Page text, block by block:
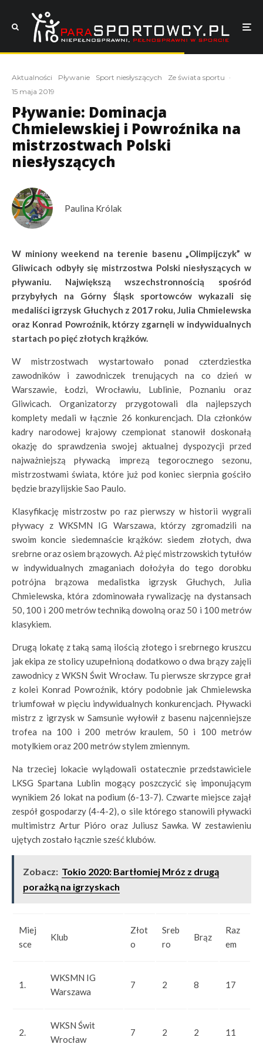
Aktualności Pływanie Sport niesłyszących Ze świata sportu ·
15 maja 2019
Pływanie: Dominacja
Chmielewskiej i Powroźnika na
mistrzostwach Polski
niesłyszących
Paulina Królak
W miniony weekend na terenie basenu „Olimpijczyk” w
Gliwicach odbyły się mistrzostwa Polski niesłyszących w
pływaniu. Największą wszechstronnością spośród
przybyłych na Górny Śląsk sportowców wykazali się
medaliści igrzysk Głuchych z 2017 roku, Julia Chmielewska
oraz Konrad Powroźnik, którzy zgarnęli w indywidualnych
startach po pięć złotych krążków.
W mistrzostwach wystartowało ponad czterdziestka
zawodników i zawodniczek trenujących na co dzień w
Warszawie, Łodzi, Wrocławiu, Lublinie, Poznaniu oraz
Gliwicach. Organizatorzy przygotowali dla najlepszych
komplety medali w łącznie 26 konkurencjach. Dla członków
kadry narodowej krajowy czempionat stanowił doskonałą
okazję do sprawdzenia swojej aktualnej dyspozycji przed
najważniejszą pływacką imprezą tegorocznego sezonu,
mistrzostwami świata, które już pod koniec sierpnia gościło
będzie brazylijskie Sao Paulo.
Klasyfikację mistrzostw po raz pierwszy w historii wygrali
pływacy z WKSMN IG Warszawa, którzy zgromadzili na
swoim koncie siedemnaście krążków: siedem złotych, dwa
srebrne oraz osiem brązowych. Aż pięć mistrzowskich tytułów
w indywidualnych zmaganiach dołożyła do tego dorobku
potrójna brązowa medalistka igrzysk Głuchych, Julia
Chmielewska, która zdominowała rywalizację na dystansach
50, 100 i 200 metrów techniką dowolną oraz 50 i 100 metrów
klasykiem.
Drugą lokatę z taką samą ilością złotego i srebrnego kruszcu
jak ekipa ze stolicy uzupełnioną dodatkowo o dwa brązy zajęli
zawodnicy z WKSN Świt Wrocław. Tu pierwsze skrzypce grał
z kolei Konrad Powroźnik, który podobnie jak Chmielewska
triumfował w pięciu indywidualnych konkurencjach. Pływacki
mistrz z igrzysk w Samsunie wyłowił z basenu najcenniejsze
trofea na 100 i 200 metrów kraulem, 50 i 100 metrów
motylkiem oraz 200 metrów stylem zmiennym.
Na trzeciej lokacie wylądowali ostatecznie przedstawiciele
LKSG Spartana Lublin mogący poszczycić się imponującym
wynikiem 26 lokat na podium (6-13-7). Czwarte miejsce zajął
zespół gospodarzy (4-4-2), o sile którego stanowili pływacki
multimistrz Artur Pióro oraz Juliusz Sawka. W zestawieniu
ujętych zostało łącznie sześć klubów.
Zobacz: Tokio 2020: Bartłomiej Mróz z drugą
porażką na igrzyskach
Miej
sce
Klub
Złot
o
Sreb
ro
Brąz
Raz
em
1.
WKSMN IG
Warszawa
7 2 8 17
2.
WKSN Świt
Wrocław
7 2 2 11